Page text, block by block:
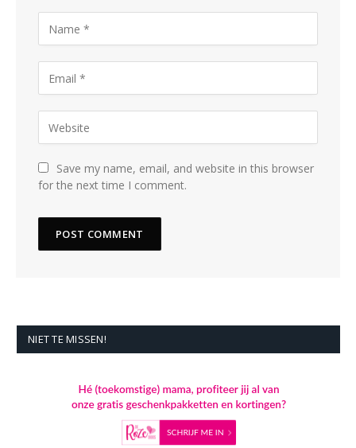
Save my name, email, and website in this browser
for the next time I comment.
NIET TE MISSEN!